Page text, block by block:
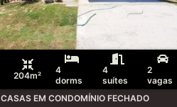
204m²
4
dorms
4
suítes
2
vagas
CASAS EM CONDOMÍNIO FECHADO